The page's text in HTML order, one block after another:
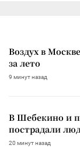
Воздух в
за лето
9 минут назад
В Шебекино и
пострадали
20 минут назад